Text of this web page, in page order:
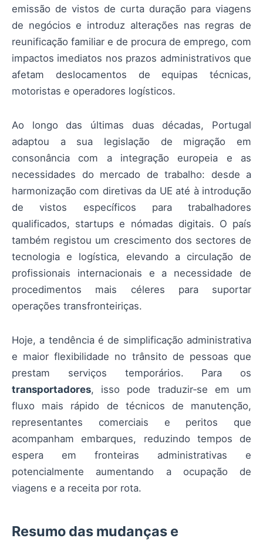
emissão de vistos de curta duração para viagens
de negócios e introduz alterações nas regras de
reunificação familiar e de procura de emprego, com
impactos imediatos nos prazos administrativos que
afetam deslocamentos de equipas técnicas,
motoristas e operadores logísticos.
Ao longo das últimas duas décadas, Portugal
adaptou a sua legislação de migração em
consonância com a integração europeia e as
necessidades do mercado de trabalho: desde a
harmonização com diretivas da UE até à introdução
de vistos específicos para trabalhadores
qualificados, startups e nómadas digitais. O país
também registou um crescimento dos sectores de
tecnologia e logística, elevando a circulação de
profissionais internacionais e a necessidade de
procedimentos mais céleres para suportar
operações transfronteiriças.
Hoje, a tendência é de simplificação administrativa
e maior flexibilidade no trânsito de pessoas que
prestam serviços temporários. Para os
transportadores, isso pode traduzir‑se em um
fluxo mais rápido de técnicos de manutenção,
representantes comerciais e peritos que
acompanham embarques, reduzindo tempos de
espera em fronteiras administrativas e
potencialmente aumentando a ocupação de
viagens e a receita por rota.
Resumo das mudanças e